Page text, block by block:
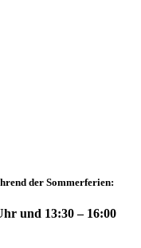
der Sommerferien:
und 13:30 – 16:00